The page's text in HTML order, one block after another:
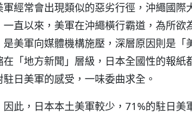
經常會出現類似的惡劣行徑，沖繩國際
直以來，美軍在沖繩橫行霸道，為所欲
美軍向媒體機構施壓，深層原因則是「
「地方新聞」層級，日本全國性的報紙
日美軍的感受，一味委曲求全。
此，日本本土美軍較少，71%的駐日美